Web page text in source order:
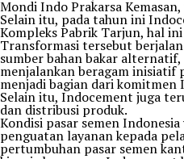
Mondi Indo Prakarsa
Selain itu, pada tahun ini
Kompleks Pabrik Tarjun, hal
Transformasi tersebut
sumber bahan bakar
menjalankan beragam inisiatif
menjadi bagian dari komitmen
Selain itu, Indocement juga
dan distribusi produk.
Kondisi pasar semen
penguatan layanan kepada
pertumbuhan pasar semen